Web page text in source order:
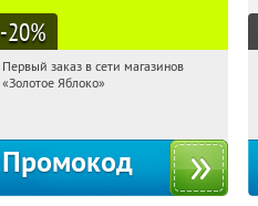
-20%
09:39:34
Получи первым!
Первый заказ в сети магазинов
«Золотое Яблоко»
Промокод